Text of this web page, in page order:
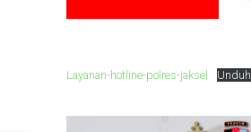
Layanan-hotline-polres-jaksel Unduh